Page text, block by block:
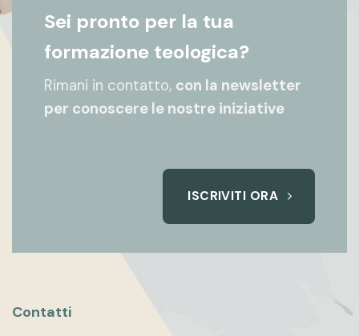
Sei pronto per la tua
formazione teologica?
Rimani in contatto, con la newsletter
per conoscere le nostre iniziative
ISCRIVITI ORA
Contatti